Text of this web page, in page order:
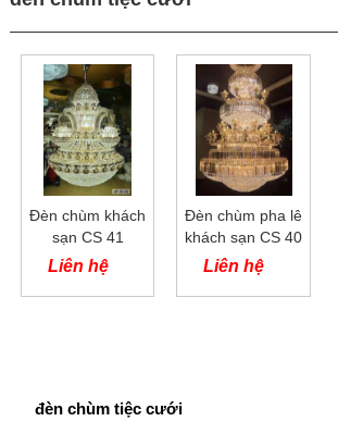
Đèn chùm khách
sạn CS 41
Liên hệ
Đèn chùm pha lê
khách sạn CS 40
Liên hệ
đèn chùm tiệc cưới